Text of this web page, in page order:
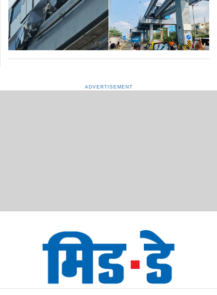
ADVERTISEMENT